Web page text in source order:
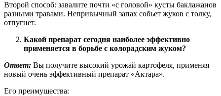
Второй способ: завалите почти «с головой» кусты баклажанов
разными травами. Непривычный запах собьет жуков с толку,
отпугнет.
Какой препарат сегодня наиболее эффективно
применяется в борьбе с колорадским жуком?
Ответ: Вы получите высокий урожай картофеля, применяя
новый очень эффективный препарат «Актара».
Его преимущества: